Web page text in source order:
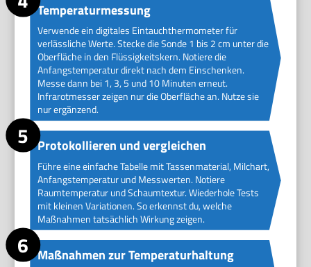
Temperaturmessung
Verwende ein digitales Eintauchthermometer für
verlässliche Werte. Stecke die Sonde 1 bis 2 cm unter die
Oberfläche in den Flüssigkeitskern. Notiere die
Anfangstemperatur direkt nach dem Einschenken.
Messe dann bei 1, 3, 5 und 10 Minuten erneut.
Infrarotmesser zeigen nur die Oberfläche an. Nutze sie
nur ergänzend.
Protokollieren und vergleichen
Führe eine einfache Tabelle mit Tassenmaterial, Milchart,
Anfangstemperatur und Messwerten. Notiere
Raumtemperatur und Schaumtextur. Wiederhole Tests
mit kleinen Variationen. So erkennst du, welche
Maßnahmen tatsächlich Wirkung zeigen.
Maßnahmen zur Temperaturhaltung